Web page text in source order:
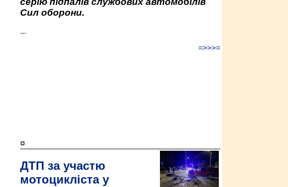
Сил оборони.
...
=>>>=
¤
ДТП за участю
мотоцикліста у